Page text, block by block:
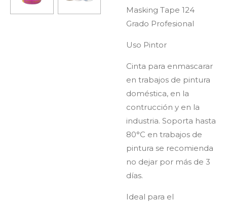
Masking Tape 124
Grado Profesional
Uso Pintor
Cinta para enmascarar
en trabajos de pintura
doméstica, en la
contrucción y en la
industria. Soporta hasta
80°C en trabajos de
pintura se recomienda
no dejar por más de 3
días.
Ideal para el